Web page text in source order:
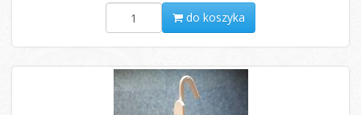
do koszyka